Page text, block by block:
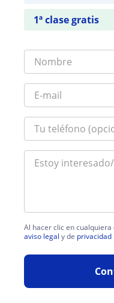
1ª clase gratis
Al hacer clic en
aviso legal y de privacidad